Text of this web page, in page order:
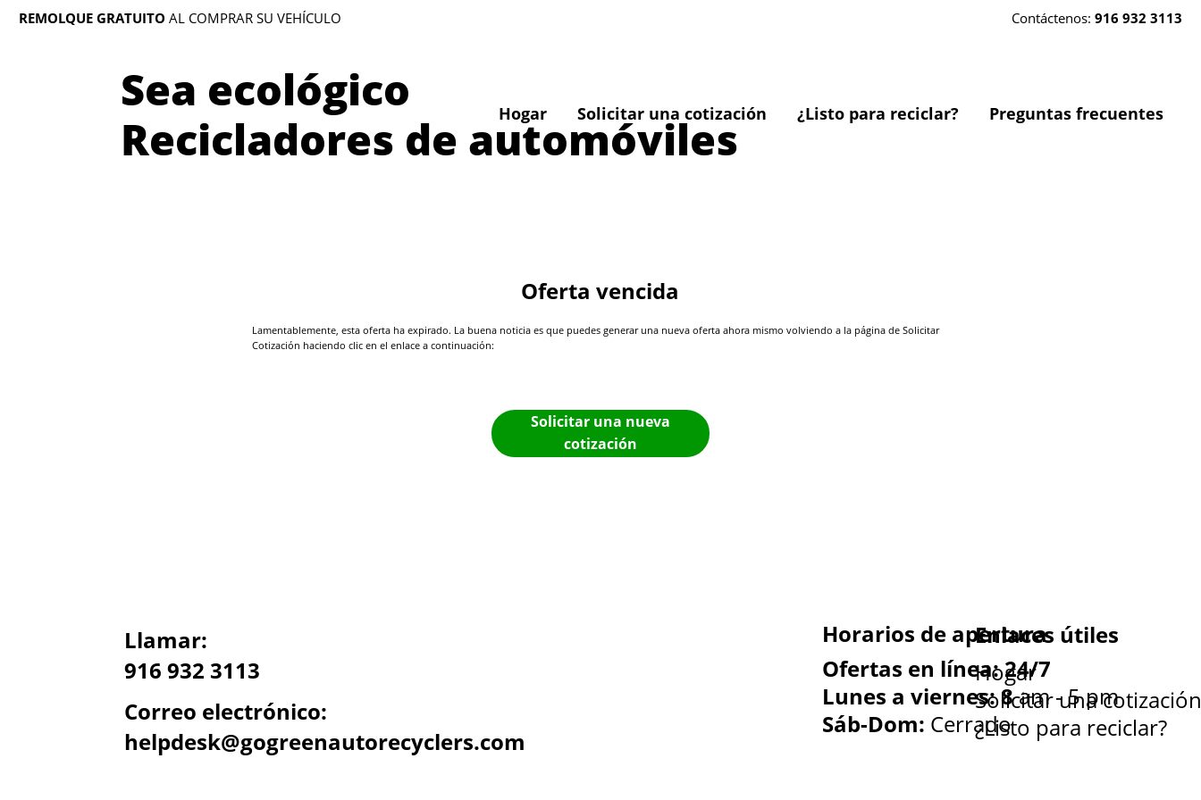
REMOLQUE GRATUITO AL COMPRAR SU VEHÍCULO Contáctenos: 916 932 3113
Hogar Solicitar una cotización ¿Listo para reciclar? Preguntas frecuentes
Sea ecológico
Recicladores de automóviles
Oferta vencida
Lamentablemente, esta oferta ha expirado. La buena noticia es que puedes generar una nueva oferta ahora mismo volviendo a la página de Solicitar
Cotización haciendo clic en el enlace a continuación:
Solicitar una nueva
cotización
Llamar:
916 932 3113
Correo electrónico:
helpdesk@gogreenautorecyclers.com
Horarios de apertura
Ofertas en línea: 24/7
Lunes a viernes: 8am - 5 pm
Sáb-Dom: Cerrado
Enlaces útiles
Hogar
Solicitar una
¿Listo para reciclar?